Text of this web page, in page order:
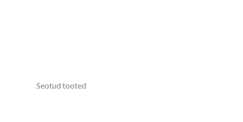
Seotud tooted